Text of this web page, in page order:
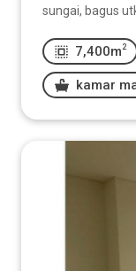
sungai, bagus
7,400m 2
kamar